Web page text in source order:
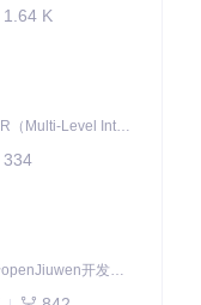
1.64 K
AscendNPU-IR是基于MLIR（Multi-Level Intermediate Representation）构建的，面向昇腾亲和算子编译时使用的中间表示，提供昇腾完备表达能力，通过编译优化提升昇腾AI处理器计算效率，支持通过生态框架使能昇腾AI处理器与深度调优
334
JiuwenSwarm 是一款基于openJiuwen开发的智能AI Agent，它能够将大语言模型的强大能力，通过你日常使用的各类通讯应用，直接延伸至你的指尖。